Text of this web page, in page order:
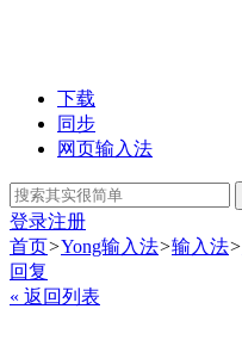
下载
同步
网页输入法
登录注册
首页>Yong输入法>输入法>
回复
« 返回列表